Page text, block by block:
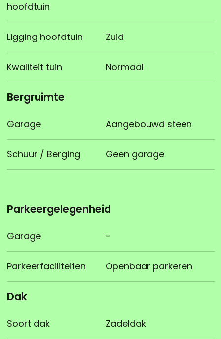
hoofdtuin
Ligging hoofdtuin Zuid
Kwaliteit tuin Normaal
Bergruimte
Garage Aangebouwd steen
Schuur / Berging Geen garage
Parkeergelegenheid
Garage -
Parkeerfaciliteiten Openbaar parkeren
Dak
Soort dak Zadeldak